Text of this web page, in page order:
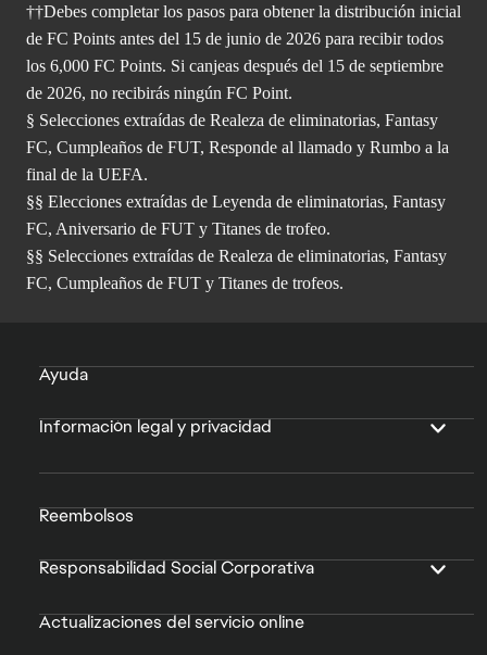
††Debes completar los pasos para obtener la distribución inicial
de FC Points antes del 15 de junio de 2026 para recibir todos
los 6,000 FC Points. Si canjeas después del 15 de septiembre
de 2026, no recibirás ningún FC Point.
§ Selecciones extraídas de Realeza de eliminatorias, Fantasy
FC, Cumpleaños de FUT, Responde al llamado y Rumbo a la
final de la UEFA.
§§ Elecciones extraídas de Leyenda de eliminatorias, Fantasy
FC, Aniversario de FUT y Titanes de trofeo.
§§ Selecciones extraídas de Realeza de eliminatorias, Fantasy
FC, Cumpleaños de FUT y Titanes de trofeos.
Ayuda
Información legal y privacidad
Reembolsos
Responsabilidad Social Corporativa
Actualizaciones del servicio online